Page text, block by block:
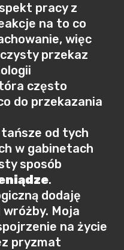
pracy z
na to co
więc
przekaz
często
do przekazania
tańsze od tych
w gabinetach
sposób
.
dodaję
wróżby. Moja
na życie
pryzmat